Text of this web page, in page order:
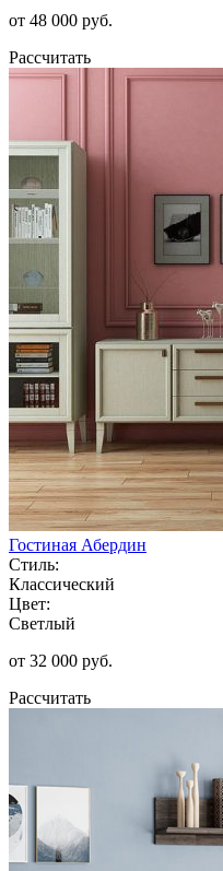
от 48 000 руб.
Рассчитать
Гостиная Абердин
Стиль:
Классический
Цвет:
Светлый
от 32 000 руб.
Рассчитать